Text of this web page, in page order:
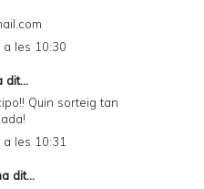
a les 10:30
dit...
Quin sorteig tan
a les 10:31
dit...